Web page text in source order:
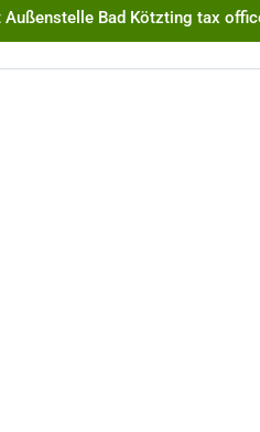
Außenstelle Bad Kötzting tax